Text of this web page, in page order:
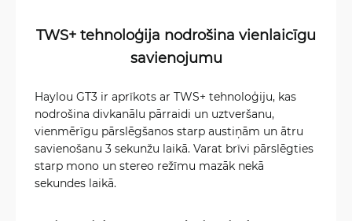
TWS+ tehnoloģija nodrošina vienlaicīgu
savienojumu
Haylou GT3 ir aprīkots ar TWS+ tehnoloģiju, kas
nodrošina divkanālu pārraidi un uztveršanu,
vienmērīgu pārslēgšanos starp austiņām un ātru
savienošanu 3 sekunžu laikā. Varat brīvi pārslēgties
starp mono un stereo režīmu mazāk nekā
sekundes laikā.